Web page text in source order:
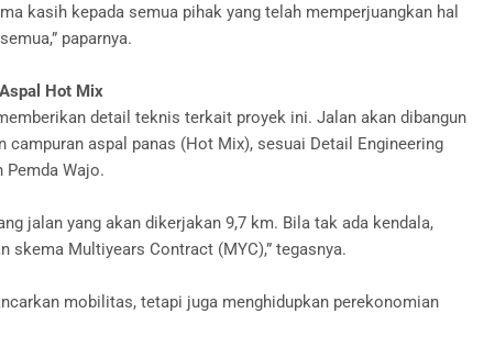
kasih kepada semua pihak yang telah memperjuangkan hal
paparnya.
Hot Mix
detail teknis terkait proyek ini. Jalan akan dibangun
campuran aspal panas (Hot Mix), sesuai Detail Engineering
Pemda Wajo.
jalan yang akan dikerjakan 9,7 km. Bila tak ada kendala,
skema Multiyears Contract (MYC),” tegasnya.
mobilitas, tetapi juga menghidupkan perekonomian